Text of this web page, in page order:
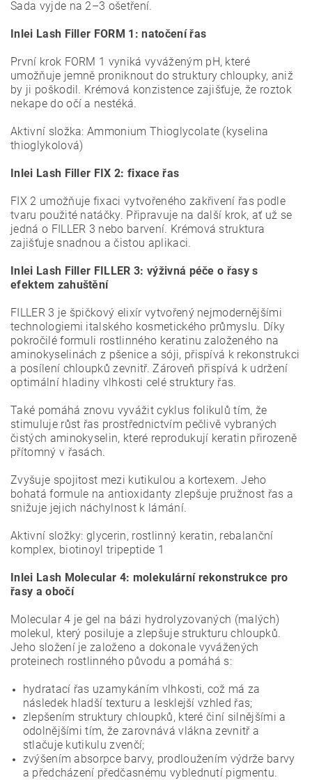
Sada vyjde na 2–3 ošetření.
Inlei Lash Filler FORM 1: natočení řas
První krok FORM 1 vyniká vyváženým pH, které
umožňuje jemně proniknout do struktury chloupky, aniž
by ji poškodil. Krémová konzistence zajišťuje, že roztok
nekape do očí a nestéká.
Aktivní složka: Ammonium Thioglycolate (kyselina
thioglykolová)
Inlei Lash Filler FIX 2: fixace řas
FIX 2 umožňuje fixaci vytvořeného zakřivení řas podle
tvaru použité natáčky. Připravuje na další krok, ať už se
jedná o FILLER 3 nebo barvení. Krémová struktura
zajišťuje snadnou a čistou aplikaci.
Inlei Lash Filler FILLER 3: výživná péče o řasy s
efektem zahuštění
FILLER 3 je špičkový elixír vytvořený nejmodernějšími
technologiemi italského kosmetického průmyslu. Díky
pokročilé formuli rostlinného keratinu založeného na
aminokyselinách z pšenice a sóji, přispívá k rekonstrukci
a posílení chloupků zevnitř. Zároveň přispívá k udržení
optimální hladiny vlhkosti celé struktury řas.
Také pomáhá znovu vyvážit cyklus folikulů tím, že
stimuluje růst řas prostřednictvím pečlivě vybraných
čistých aminokyselin, které reprodukují keratin přirozeně
přítomný v řasách.
Zvyšuje spojitost mezi kutikulou a kortexem. Jeho
bohatá formule na antioxidanty zlepšuje pružnost řas a
snižuje jejich náchylnost k lámání.
Aktivní složky: glycerin, rostlinný keratin, rebalanční
komplex, biotinoyl tripeptide 1
Inlei Lash Molecular 4: molekulární rekonstrukce pro
řasy a obočí
Molecular 4 je gel na bázi hydrolyzovaných (malých)
molekul, který posiluje a zlepšuje strukturu chloupků.
Jeho složení je založeno a dokonale vyvážených
proteinech rostlinného původu a pomáhá s:
hydratací řas uzamykáním vlhkosti, což má za
následek hladší texturu a lesklejší vzhled řas;
zlepšením struktury chloupků, které činí silnějšími a
odolnějšími tím, že zarovnává vlákna zevnitř a
stlačuje kutikulu zvenčí;
zvýšením absorpce barvy, prodloužením výdrže barvy
a předcházení předčasnému vyblednutí pigmentu.